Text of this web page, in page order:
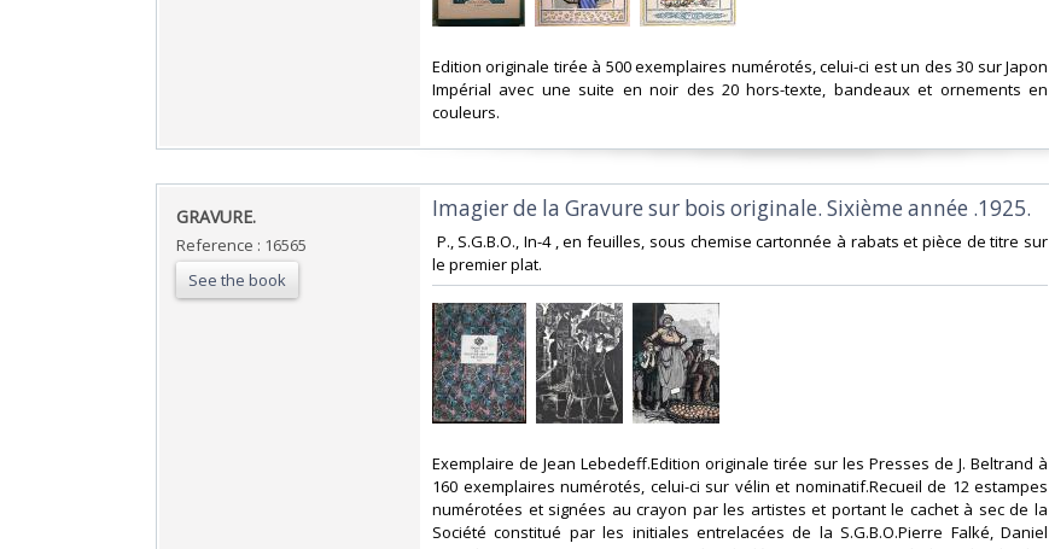
‎Edition originale tirée à 500 exemplaires numérotés, celui-ci est un des 30 sur Japon
Impérial avec une suite en noir des 20 hors-texte, bandeaux et ornements en
couleurs. ‎
‎GRAVURE.‎
Reference : 16565
See the book
‎Imagier de la Gravure sur bois originale. Sixième année .1925.‎
‎ P., S.G.B.O., In-4 , en feuilles, sous chemise cartonnée à rabats et pièce de titre sur
le premier plat. ‎
‎Exemplaire de Jean Lebedeff.Edition originale tirée sur les Presses de J. Beltrand à
160 exemplaires numérotés, celui-ci sur vélin et nominatif.Recueil de 12 estampes
numérotées et signées au crayon par les artistes et portant le cachet à sec de la
Société constitué par les initiales entrelacées de la S.G.B.O.Pierre Falké, Daniel